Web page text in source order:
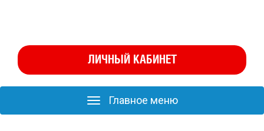
ЛИЧНЫЙ КАБИНЕТ
Главное
меню
Главное меню